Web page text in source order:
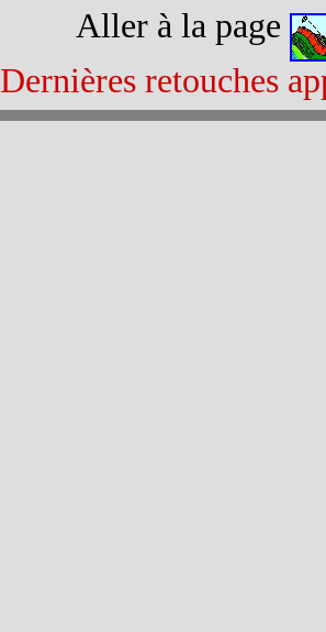
Aller à la page
Dernières retouches